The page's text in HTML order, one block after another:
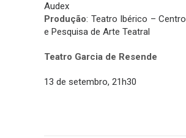
Audex
Produção: Teatro Ibérico –
e Pesquisa de Arte Teatral
Teatro Garcia de Resende
13 de setembro, 21h30